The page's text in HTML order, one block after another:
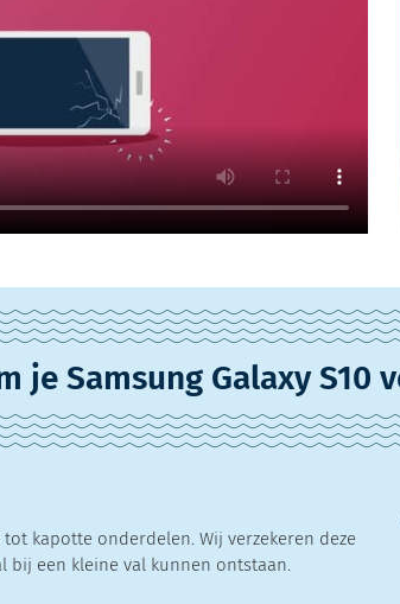
je Samsung Galaxy
kapotte onderdelen. Wij verzekeren deze
bij een kleine val kunnen ontstaan.